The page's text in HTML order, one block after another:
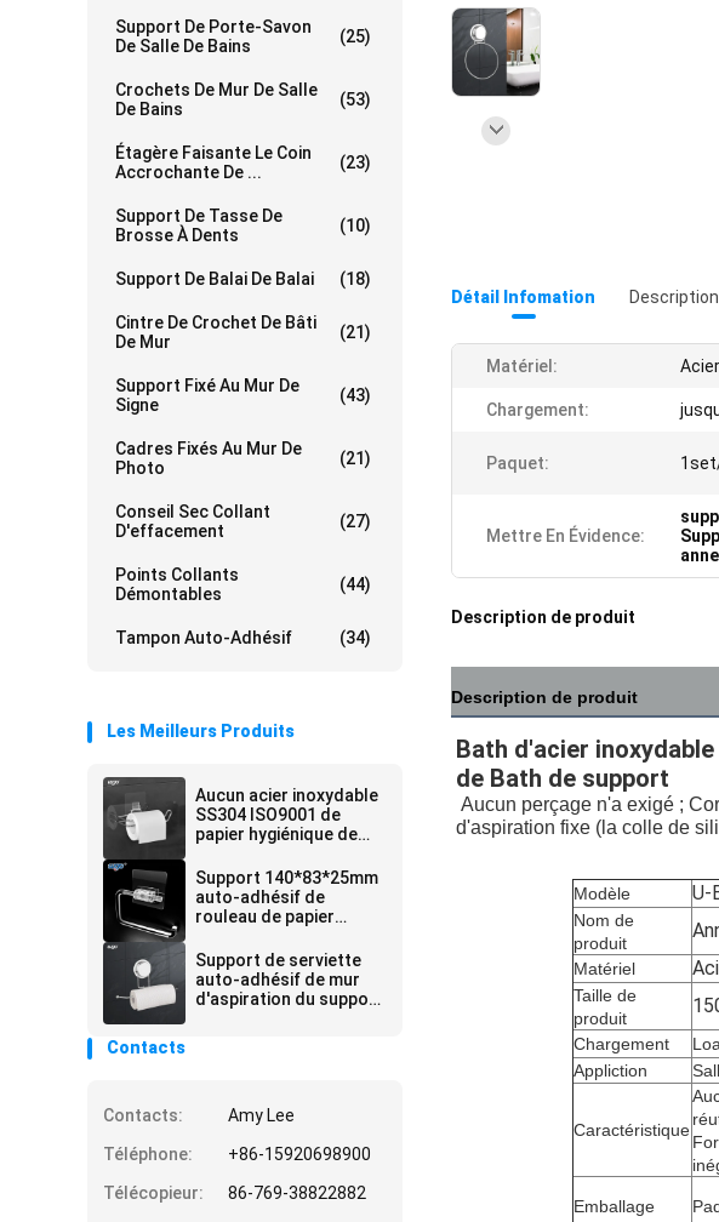
Support De Porte-Savon
De Salle De Bains
(25)
Crochets De Mur De Salle
De Bains
(53)
Étagère Faisante Le Coin
Accrochante De ...
(23)
Support De Tasse De
Brosse À Dents
(10)
Support De Balai De Balai (18)
Cintre De Crochet De Bâti
De Mur
(21)
Support Fixé Au Mur De
Signe
(43)
Cadres Fixés Au Mur De
Photo
(21)
Conseil Sec Collant
D'effacement
(27)
Points Collants
Démontables
(44)
Tampon Auto-Adhésif (34)
Les Meilleurs Produits
Aucun acier inoxydable
SS304 ISO9001 de
papier hygiénique de
support auto-adhésif
de rouleau
Support 140*83*25mm
auto-adhésif de
rouleau de papier
soie de soie d'espace
libre du commerce de
CAF
Support de serviette
auto-adhésif de mur
d'aspiration du support
Contacts
Contacts:
Amy Lee
Téléphone:
+86-15920698900
Télécopieur:
86-769-38822882
Détail Infomation
Matériel:
Chargement:
Paquet:
Mettre En Évidence:
Description de produit
Description de produit
Bath d'acier
de Bath de support
Aucun perçage n'a exigé ;
d'aspiration fixe (la colle de
Modèle U-
Nom de
produit
Matériel
Taille de
produit
Chargement
Appliction
Caractéristique
Emballage